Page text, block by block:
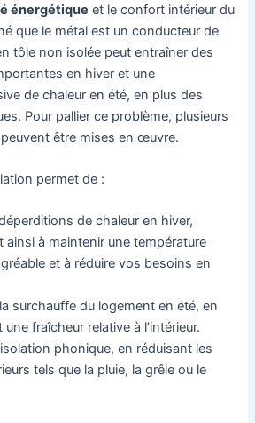
énergétique et le confort intérieur du
que le métal est un conducteur de
tôle non isolée peut entraîner des
en hiver et une
de chaleur en été, en plus des
Pour pallier ce problème, plusieurs
être mises en œuvre.
permet de :
de chaleur en hiver,
ainsi à maintenir une température
et à réduire vos besoins en
surchauffe du logement en été, en
fraîcheur relative à l’intérieur.
phonique, en réduisant les
tels que la pluie, la grêle ou le